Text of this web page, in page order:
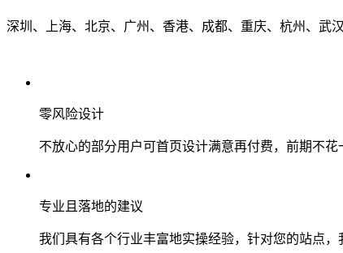
深圳、上海、北京、广州、香港、成都、重庆、杭州、武
零风险设计
不放心的部分用户可首页设计满意再付费，前期不
专业且落地的建议
我们具有各个行业丰富地实操经验，针对您的站点